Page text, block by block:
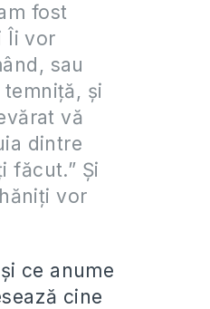
fost
Îi vor
sau
şi
vă
dintre
făcut.” Şi
vor
ce anume
cine